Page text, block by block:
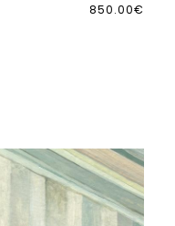
850.00€